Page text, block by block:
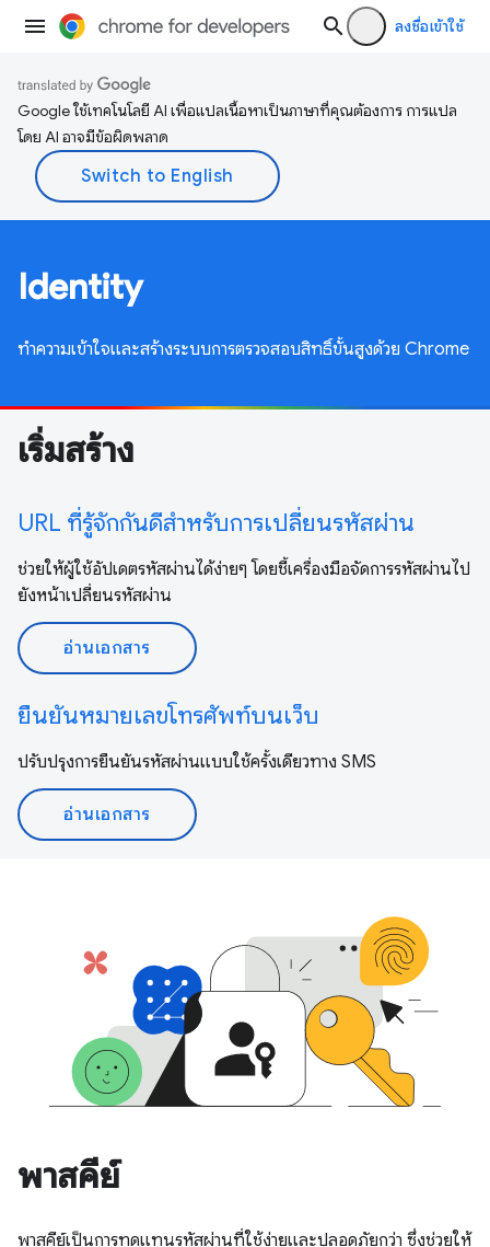
ลงชื่อเข้าใช้
Google ใช้เทคโนโลยี AI เพื่อแปลเนื้อหาเป็นภาษาที่คุณต้องการ การแปล
โดย AI อาจมีข้อผิดพลาด
Identity
ทำความเข้าใจและสร้างระบบการตรวจสอบสิทธิ์ขั้นสูงด้วย Chrome
เริ่มสร้าง
URL ที่รู้จักกันดีสำหรับการเปลี่ยนรหัสผ่าน
ช่วยให้ผู้ใช้อัปเดตรหัสผ่านได้ง่ายๆ โดยชี้เครื่องมือจัดการรหัสผ่านไป
ยังหน้าเปลี่ยนรหัสผ่าน
อ่านเอกสาร
ยืนยันหมายเลขโทรศัพท์บนเว็บ
ปรับปรุงการยืนยันรหัสผ่านแบบใช้ครั้งเดียวทาง SMS
อ่านเอกสาร
พาสคีย์
พาสคีย์เป็นการทดแทนรหัสผ่านที่ใช้ง่ายและปลอดภัยกว่า ซึ่งช่วยให้